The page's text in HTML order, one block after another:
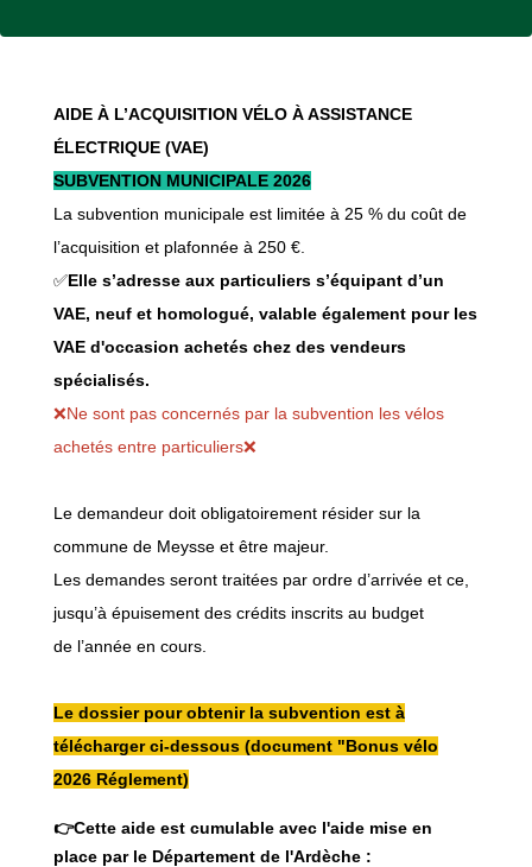
AIDE À L’ACQUISITION VÉLO À ASSISTANCE
ÉLECTRIQUE (VAE)
SUBVENTION MUNICIPALE 2026
La subvention municipale est limitée à 25 % du coût de
l’acquisition et plafonnée à 250 €.
✅Elle s’adresse aux particuliers s’équipant d’un
VAE, neuf et homologué, valable également pour les
VAE d'occasion achetés chez des vendeurs
spécialisés.
❌Ne sont pas concernés par la subvention les vélos
achetés entre particuliers❌
Le demandeur doit obligatoirement résider sur la
commune de Meysse et être majeur.
Les demandes seront traitées par ordre d’arrivée et ce,
jusqu’à épuisement des crédits inscrits au budget
de l’année en cours.
Le dossier pour obtenir la subvention est à
télécharger ci-dessous (document "Bonus vélo
2026 Réglement)
👉Cette aide est cumulable avec l'aide mise en
place par le Département de l'Ardèche :